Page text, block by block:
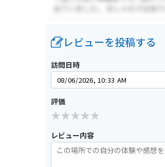
レビューを投稿する
訪問日時
評価
レビュー内容